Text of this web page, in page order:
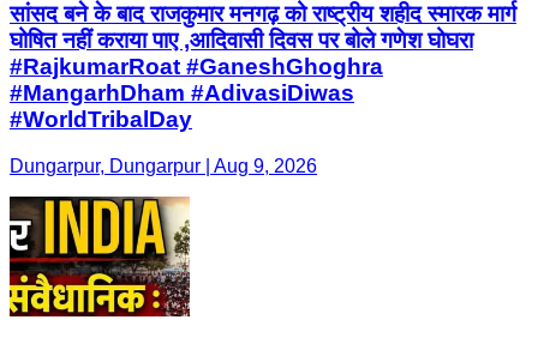
सांसद बने के बाद राजकुमार मनगढ़ को राष्ट्रीय शहीद स्मारक मार्ग
घोषित नहीं कराया पाए ,आदिवासी दिवस पर बोले गणेश घोघरा
#RajkumarRoat #GaneshGhoghra
#MangarhDham #AdivasiDiwas
#WorldTribalDay
Dungarpur, Dungarpur | Aug 9, 2026